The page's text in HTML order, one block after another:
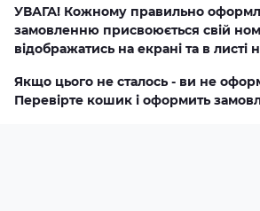
УВАГА! Кожному правильно
замовленню присвоюється свій
відображатись на екрані та в листі
Якщо цього не сталось - ви не
Перевірте кошик і оформить